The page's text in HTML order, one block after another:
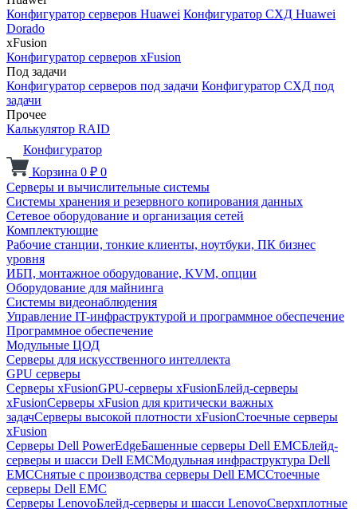
Конфигуратор серверов Huawei Конфигуратор СХД Huawei
Dorado
xFusion
Конфигуратор серверов xFusion
Под задачи
Конфигуратор серверов под задачи Конфигуратор СХД под
задачи
Прочее
Калькулятор RAID
Конфигуратор
Корзина 0 ₽ 0
Серверы и вычислительные системы
Системы хранения и резервного копирования данных
Сетевое оборудование и организация сетей
Комплектующие
Рабочие станции, тонкие клиенты, ноутбуки, ПК бизнес
уровня
ИБП, монтажное оборудование, KVM, опции
Оборудование для майнинга
Системы видеонаблюдения
Управление IT-инфраструктурой и программное обеспечение
Программное обеспечение
Модульные ЦОД
Серверы для искусственного интеллекта
GPU серверы
Серверы xFusionGPU-серверы xFusionБлейд-серверы
xFusionСерверы xFusion для критически важных
задачСерверы высокой плотности xFusionСтоечные серверы
xFusion
Серверы Dell PowerEdgeБашенные серверы Dell EMCБлейд-
серверы и шасси Dell EMCМодульная инфраструктура Dell
EMCСнятые с производства серверы Dell EMCСтоечные
серверы Dell EMC
Серверы LenovoБлейд-серверы и шасси LenovoСверхплотные